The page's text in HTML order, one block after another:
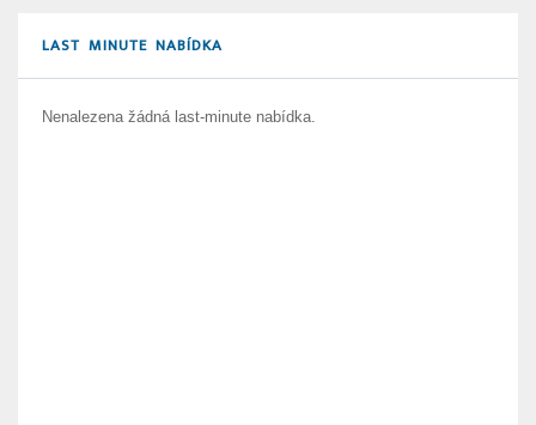
LAST MINUTE NABÍDKA
Nenalezena žádná last-minute nabídka.